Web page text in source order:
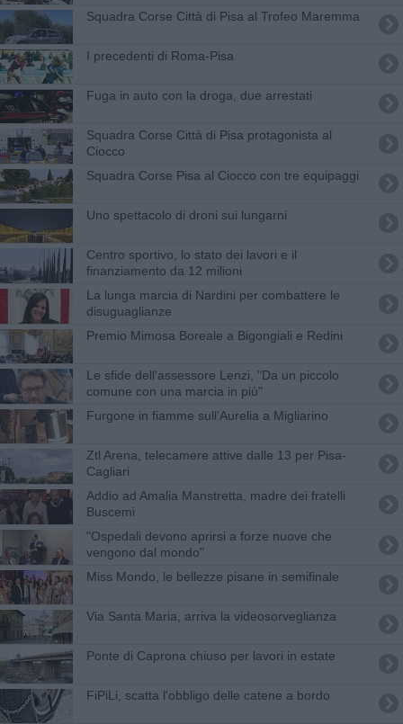
Squadra Corse Città di Pisa al Trofeo Maremma
I precedenti di Roma-Pisa
Fuga in auto con la droga, due arrestati
Squadra Corse Città di Pisa protagonista al
Ciocco
Squadra Corse Pisa al Ciocco con tre equipaggi
Uno spettacolo di droni sui lungarni
Centro sportivo, lo stato dei lavori e il
finanziamento da 12 milioni
La lunga marcia di Nardini per combattere le
disuguaglianze
Premio Mimosa Boreale a Bigongiali e Redini
Le sfide dell'assessore Lenzi, "Da un piccolo
comune con una marcia in più"
Furgone in fiamme sull’Aurelia a Migliarino
Ztl Arena, telecamere attive dalle 13 per Pisa-
Cagliari
Addio ad Amalia Manstretta, madre dei fratelli
Buscemi
"Ospedali devono aprirsi a forze nuove che
vengono dal mondo"
Miss Mondo, le bellezze pisane in semifinale
Via Santa Maria, arriva la videosorveglianza
Ponte di Caprona chiuso per lavori in estate
FiPiLi, scatta l'obbligo delle catene a bordo